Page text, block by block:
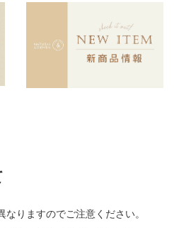
りますのでご注意ください。